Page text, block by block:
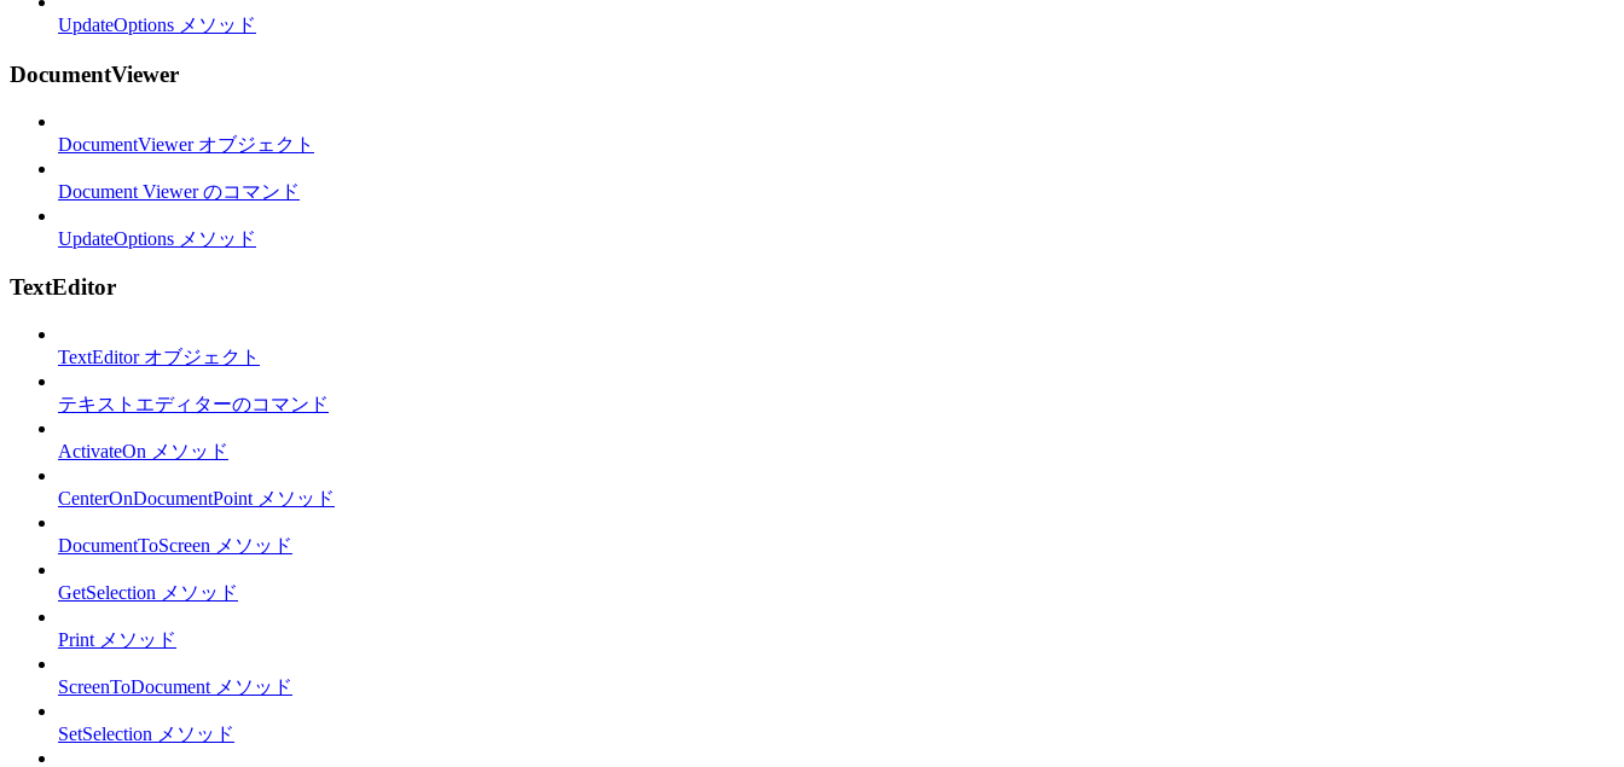
UpdateOptions メソッド
DocumentViewer
DocumentViewer オブジェクト
Document Viewer のコマンド
UpdateOptions メソッド
TextEditor
TextEditor オブジェクト
テキストエディターのコマンド
ActivateOn メソッド
CenterOnDocumentPoint メソッド
DocumentToScreen メソッド
GetSelection メソッド
Print メソッド
ScreenToDocument メソッド
SetSelection メソッド